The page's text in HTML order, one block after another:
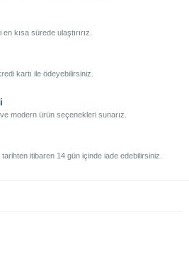
kısa sürede ulaştırırız.
kartı ile ödeyebilirsiniz.
modern ürün seçenekleri sunarız.
tarihten itibaren 14 gün içinde iade edebilirsiniz.